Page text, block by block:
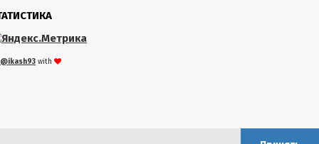
@ikash93 with